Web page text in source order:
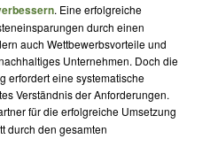
. Eine erfolgreiche
durch einen
auch Wettbewerbsvorteile und
Unternehmen. Doch die
erfordert eine systematische
Verständnis der Anforderungen.
für die erfolgreiche Umsetzung
durch den gesamten